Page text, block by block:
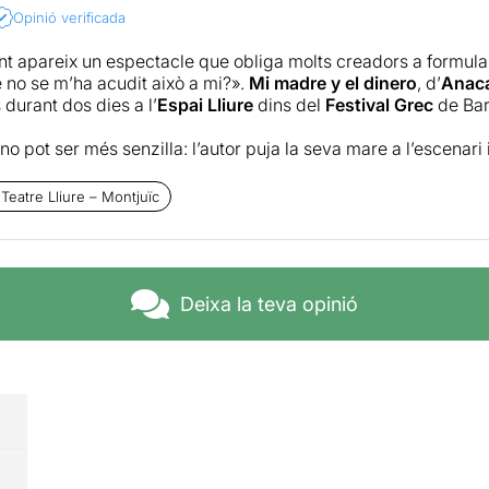
Opinió verificada
apareix un espectacle que obliga molts creadors a
se m’ha acudit això a mi?». Mi madre y el dinero, d’
dos dies a l’Espai Lliuredins del Festival Grecde
pot ser més senzilla: l’autor puja la seva mare a
i familiars extraordinàries. Històries que mereixerien ser
a mareJosefina Orlaineta
dignitat i humilitat que desarma qualsevol espectador.
aconseguir que el dolor no expulsi l’humor, sinó que hi
Que les dificultats econòmiques, familiars i vitals no
neix del reconeixement compartit de la condició humana.
Lliure – Montjuïc
Deixa la teva opinió